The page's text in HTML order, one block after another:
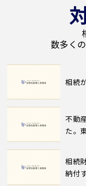
数多く
相続
不動
た。
相続
納付